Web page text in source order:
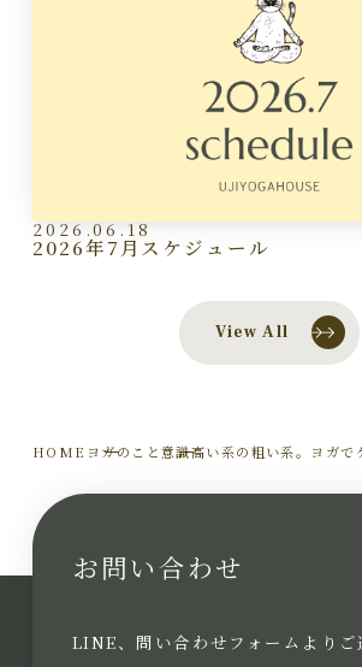
2026.06.18
2026年7月スケジュール
View All
HOME ヨガのこと意識高い系の粗い系。ヨガ
お問い合わせ
LINE、問い合わせフォームよりご